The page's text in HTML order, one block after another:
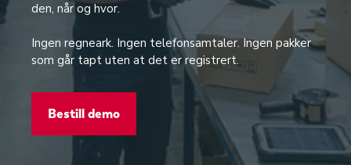
den, når og hvor.
Ingen regneark. Ingen telefonsamtaler. Ingen pakker
som går tapt uten at det er registrert.
Bestill demo